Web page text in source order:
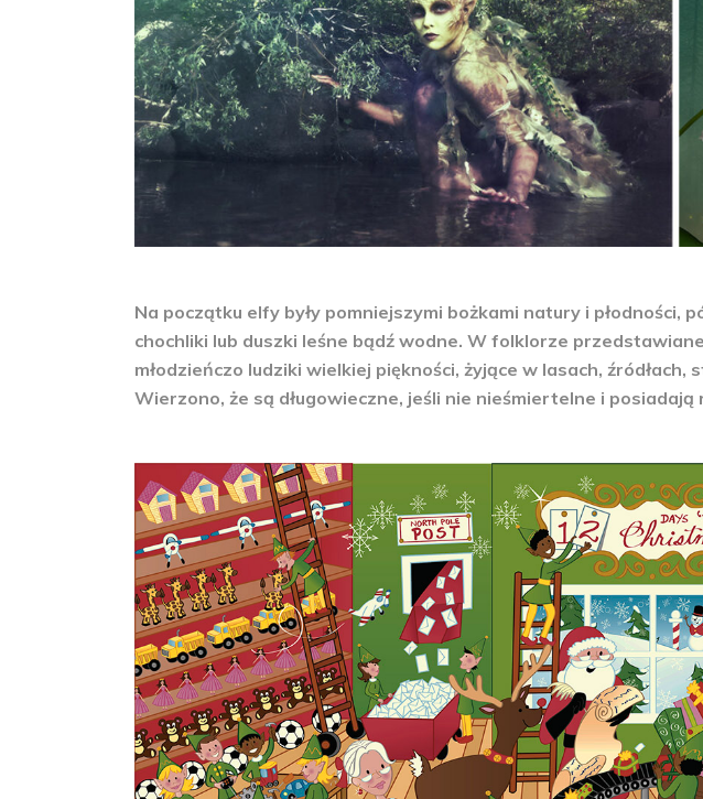
Na początku elfy były pomniejszymi bożkami natury i płodności,
chochliki lub duszki leśne bądź wodne. W folklorze
młodzieńczo ludziki wielkiej piękności, żyjące w lasach, źródłach,
Wierzono, że są długowieczne, jeśli nie nieśmiertelne i posiadają